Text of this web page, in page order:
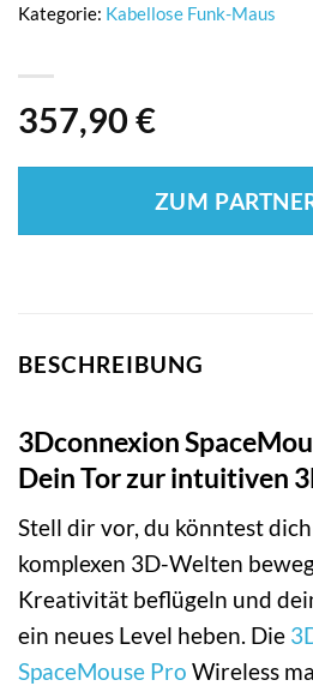
357,90 €
ZUM
Kategorie: Kabellose Funk-Maus
BESCHREIBUNG
3Dconnexion
Dein Tor zur intuitiven
Stell dir vor, du könntest
komplexen 3D-Welten
Kreativität beflügeln und
ein neues Level heben. Die
SpaceMouse Pro Wireless